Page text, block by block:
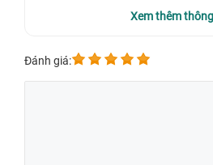
Xem thêm
Đánh giá: